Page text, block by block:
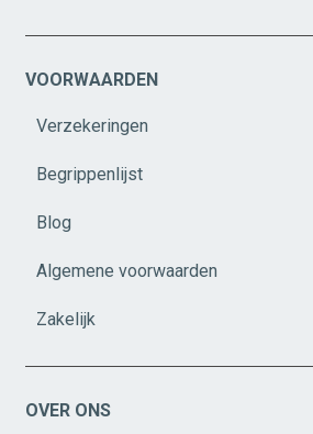
VOORWAARDEN
Verzekeringen
Begrippenlijst
Blog
Algemene voorwaarden
Zakelijk
OVER ONS